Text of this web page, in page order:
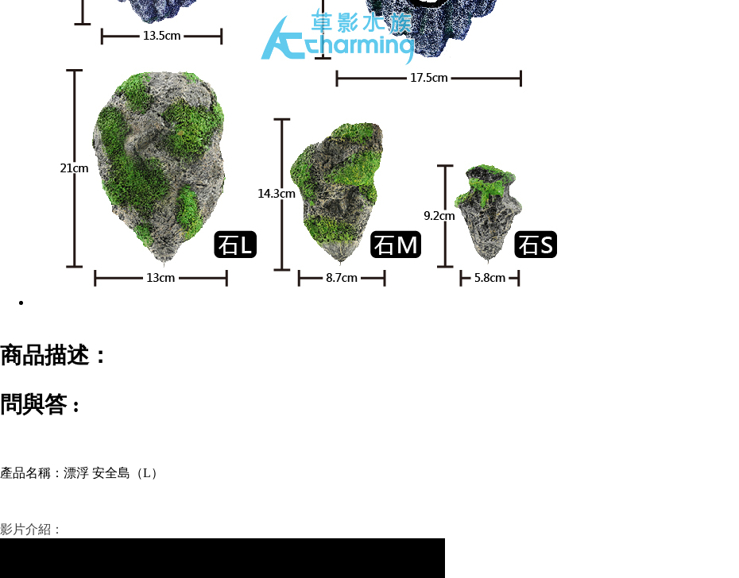
商品描述：
問與答 :
產品名稱： 漂浮 安全島（L）
影片介紹：